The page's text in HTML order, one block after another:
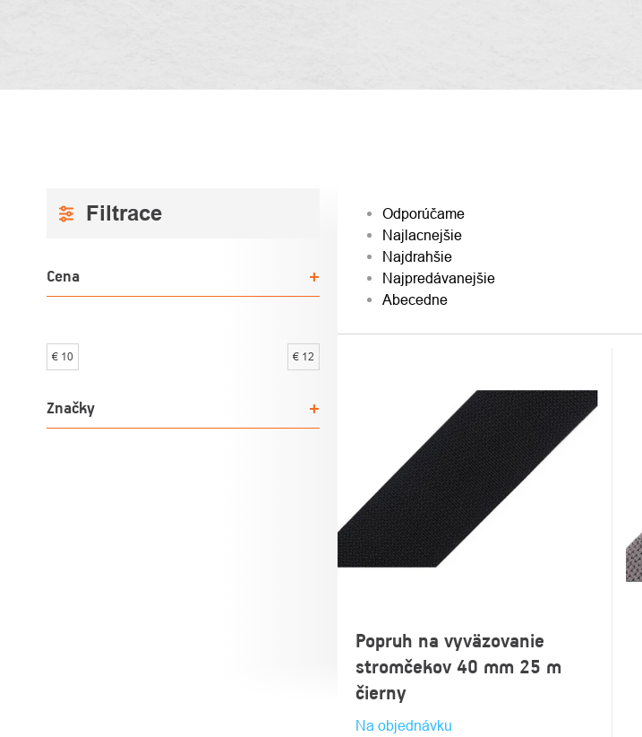
BOČNÝ
Cena
€ 10 € 12
Značky
RADENIE
PRODUKTOV
Odporúčame
Najlacnejšie
Najdrahšie
Najpredávanejšie
Abecedne
PRODUKTOV
Popruh na vyväzovanie
stromčekov 40 mm 25 m
čierny
Na objednávku